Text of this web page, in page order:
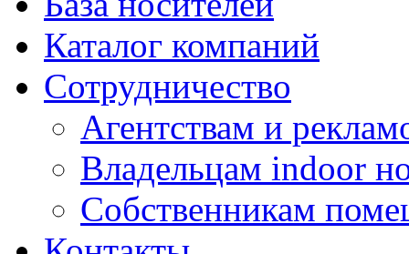
Каталог компаний
Сотрудничество
Агентствам и
Владельцам indoor
Собственникам